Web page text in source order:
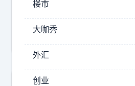
号
网
后
楼市
大咖秀
外汇
创业